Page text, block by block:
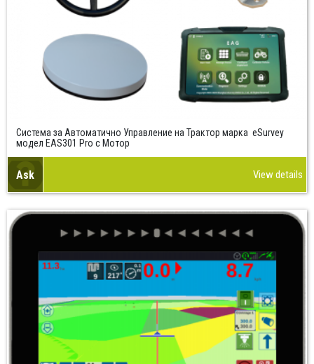
Система за Автоматично Управление на Трактор марка eSurvey
модел EAS301 Pro с Мотор
Ask View details